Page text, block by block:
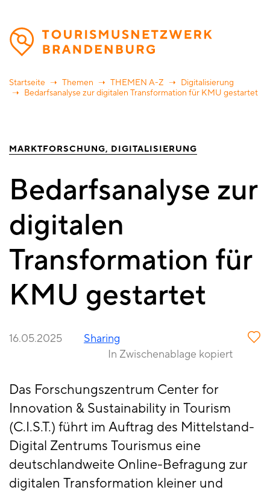
Direkt
zum
Inhalt
Startseite Themen THEMEN A-Z
Digitalisierung
Bedarfsanalyse zur digitalen Transformation für KMU gestartet
MARKTFORSCHUNG DIGITALISIERUNG
Bedarfsanalyse zur
digitalen
Transformation für
KMU gestartet
16.05.2025
Sharing
In Zwischenablage kopiert
Das Forschungszentrum Center for
Innovation & Sustainability in Tourism
(C.I.S.T.) führt im Auftrag des Mittelstand-
Digital Zentrums Tourismus eine
deutschlandweite Online-Befragung zur
digitalen Transformation kleiner und